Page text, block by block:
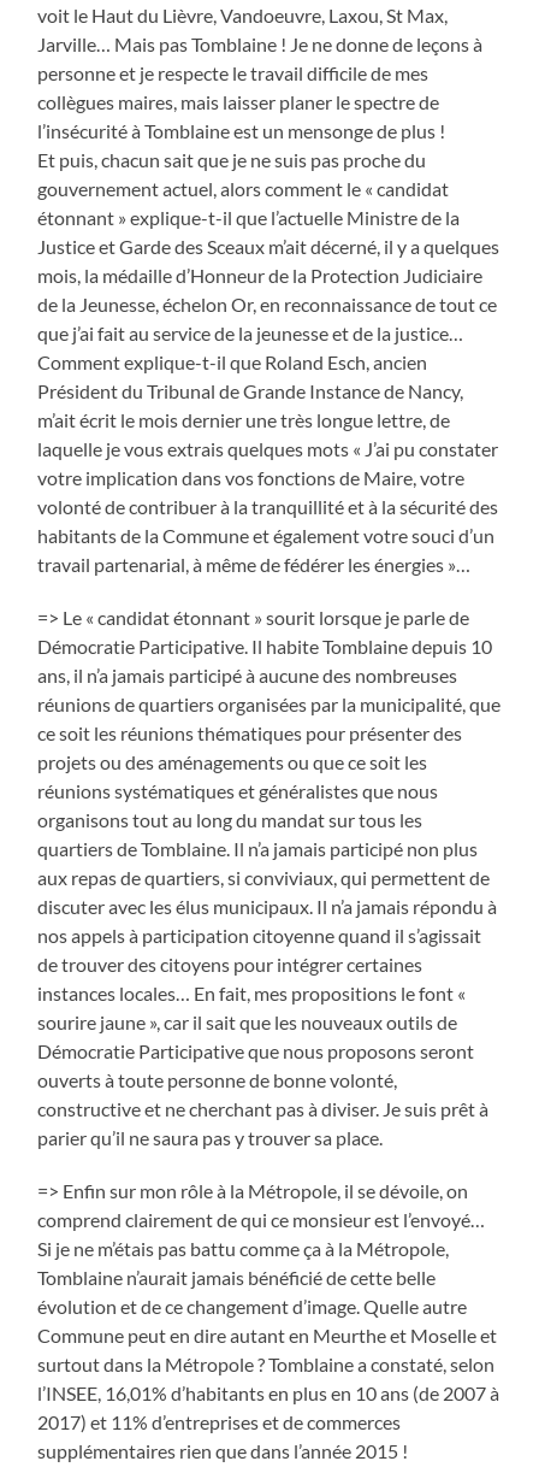
voit le Haut du Lièvre, Vandoeuvre, Laxou, St Max,
Jarville… Mais pas Tomblaine ! Je ne donne de leçons à
personne et je respecte le travail difficile de mes
collègues maires, mais laisser planer le spectre de
l’insécurité à Tomblaine est un mensonge de plus !
Et puis, chacun sait que je ne suis pas proche du
gouvernement actuel, alors comment le « candidat
étonnant » explique-t-il que l’actuelle Ministre de la
Justice et Garde des Sceaux m’ait décerné, il y a quelques
mois, la médaille d’Honneur de la Protection Judiciaire
de la Jeunesse, échelon Or, en reconnaissance de tout ce
que j’ai fait au service de la jeunesse et de la justice…
Comment explique-t-il que Roland Esch, ancien
Président du Tribunal de Grande Instance de Nancy,
m’ait écrit le mois dernier une très longue lettre, de
laquelle je vous extrais quelques mots « J’ai pu constater
votre implication dans vos fonctions de Maire, votre
volonté de contribuer à la tranquillité et à la sécurité des
habitants de la Commune et également votre souci d’un
travail partenarial, à même de fédérer les énergies »…
=> Le « candidat étonnant » sourit lorsque je parle de
Démocratie Participative. Il habite Tomblaine depuis 10
ans, il n’a jamais participé à aucune des nombreuses
réunions de quartiers organisées par la municipalité, que
ce soit les réunions thématiques pour présenter des
projets ou des aménagements ou que ce soit les
réunions systématiques et généralistes que nous
organisons tout au long du mandat sur tous les
quartiers de Tomblaine. Il n’a jamais participé non plus
aux repas de quartiers, si conviviaux, qui permettent de
discuter avec les élus municipaux. Il n’a jamais répondu à
nos appels à participation citoyenne quand il s’agissait
de trouver des citoyens pour intégrer certaines
instances locales… En fait, mes propositions le font «
sourire jaune », car il sait que les nouveaux outils de
Démocratie Participative que nous proposons seront
ouverts à toute personne de bonne volonté,
constructive et ne cherchant pas à diviser. Je suis prêt à
parier qu’il ne saura pas y trouver sa place.
=> Enfin sur mon rôle à la Métropole, il se dévoile, on
comprend clairement de qui ce monsieur est l’envoyé…
Si je ne m’étais pas battu comme ça à la Métropole,
Tomblaine n’aurait jamais bénéficié de cette belle
évolution et de ce changement d’image. Quelle autre
Commune peut en dire autant en Meurthe et Moselle et
surtout dans la Métropole ? Tomblaine a constaté, selon
l’INSEE, 16,01% d’habitants en plus en 10 ans (de 2007 à
2017) et 11% d’entreprises et de commerces
supplémentaires rien que dans l’année 2015 !